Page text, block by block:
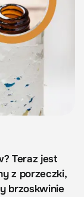
Teraz jest
z porzeczki,
brzoskwinie